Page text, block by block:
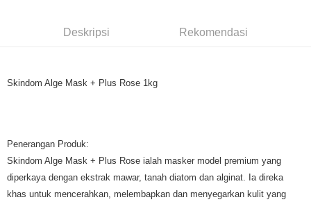
Pilihan Penghantaran
Deskripsi Rekomendasi
Skindom Alge Mask + Plus Rose 1kg
Penerangan Produk:
Skindom Alge Mask + Plus Rose ialah masker model premium yang
diperkaya dengan ekstrak mawar, tanah diatom dan alginat. Ia direka
khas untuk mencerahkan, melembapkan dan menyegarkan kulit yang